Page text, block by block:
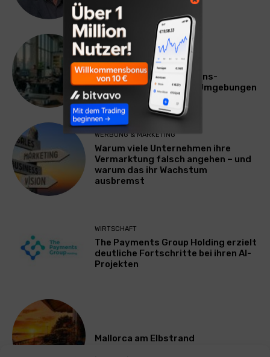
TECHNIK
SourcingBlox startet
CentaurNexus: Operations-
Plattform für Zscaler-Umgebungen
WERBUNG & MARKETING
Warum viele Unternehmen ihre
Vermarktung falsch angehen – und
warum das ihr Wachstum
ausbremst
WIRTSCHAFT
The Payments Group Holding erzielt
deutliche Fortschritte bei ihren AI-
Projekten
Mallorca am Elbstrand